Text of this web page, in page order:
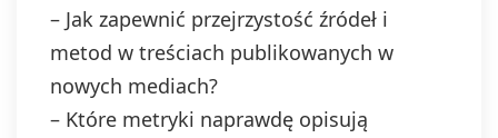
– Jak zapewnić przejrzystość źródeł i
metod w treściach publikowanych w
nowych mediach?
– Które metryki naprawdę opisują